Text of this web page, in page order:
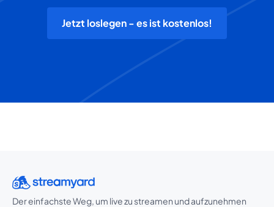
Jetzt loslegen - es ist kostenlos!
Der einfachste Weg, um live zu streamen und aufzunehmen